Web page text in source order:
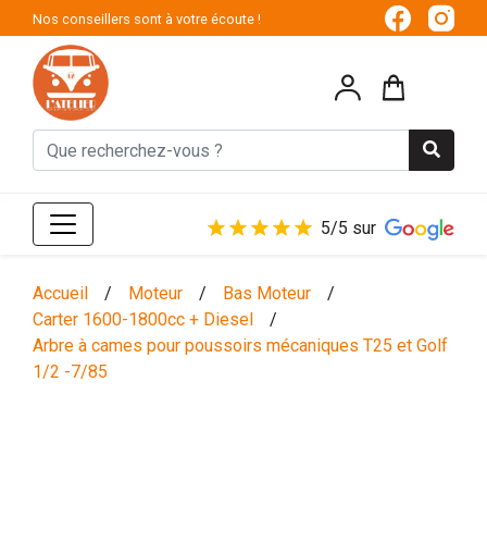
Nos conseillers sont à votre écoute !
5/5 sur
Accueil / Moteur / Bas Moteur
/
Carter 1600-1800cc + Diesel
/
Arbre à cames pour poussoirs mécaniques T25 et Golf
1/2 -7/85